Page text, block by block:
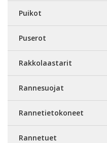
Puikot
Puserot
Rakkolaastarit
Rannesuojat
Rannetietokoneet
Rannetuet